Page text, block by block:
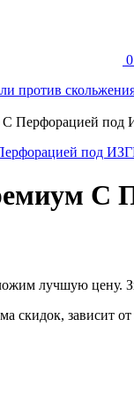
0
против
Перфорацией под
С
лучшую цену.
скидок, зависит